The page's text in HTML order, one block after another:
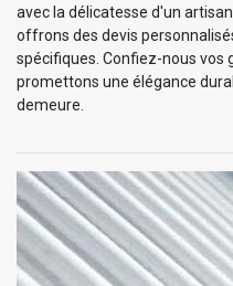
avec la délicatesse d'un
offrons des devis
spécifiques. Confiez-nous vos
promettons une élégance
demeure.